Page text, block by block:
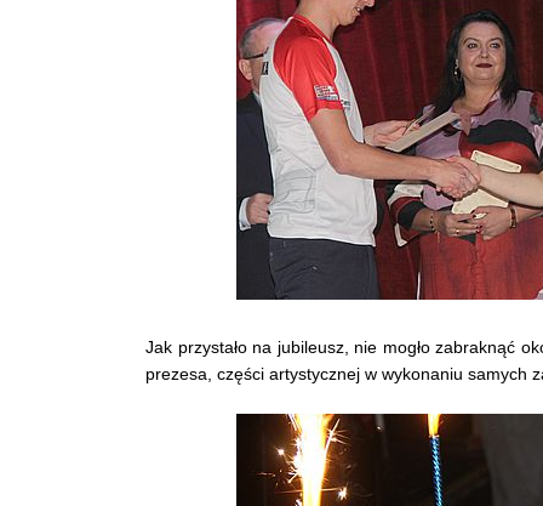
Jak przystało na jubileusz, nie mogło zabraknąć
prezesa, części artystycznej w wykonaniu samych